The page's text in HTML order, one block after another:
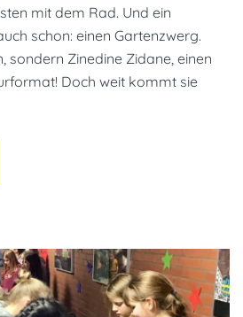
mit dem Rad. Und ein
schon: einen Gartenzwerg.
sondern Zinedine Zidane, einen
Doch weit kommt sie